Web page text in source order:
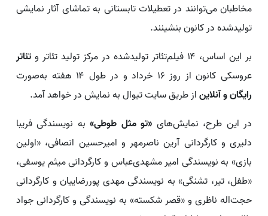
مخاطبان می‌توانند در تعطیلات تابستانی به تماشای آثار نمایشی
تولیدشده در کانون بنشینند.
بر این اساس، ۱۴ فیلم‌تئاتر تولیدشده در مرکز تولید تئاتر و
تئاتر
عروسکی کانون از روز ۱۶ خرداد و در طول ۱۴ هفته به‌صورت
رایگان و آنلایناز طریق سایت تیوال به نمایش در خواهد آمد.
در این طرح، نمایش‌های «تو مثل طوطی»به نویسندگی فریبا
دلیری و کارگردانی آرین ناصرمهر و امیرحسین انصافی، «اولین
بازی» به نویسندگی امیر مشهدی‌عباس و کارگردانی میثم یوسفی،
«طفل، تیر، تشنگی» به نویسندگی مهدی پوررضاییان و کارگردانی
حجت‌اله ناظری و «قصر شکسته» به نویسندگی و کارگردانی جواد